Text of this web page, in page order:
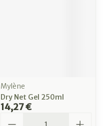
Mylène
Dry Net Gel 250ml
14,27 €